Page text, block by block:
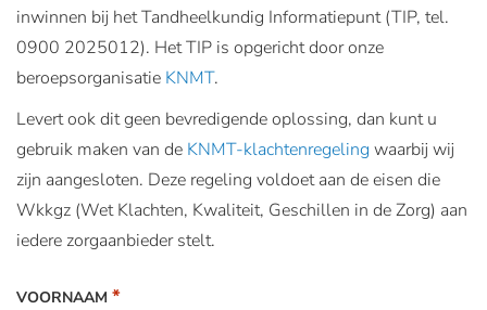
inwinnen bij het Tandheelkundig Informatiepunt (TIP, tel.
0900 2025012). Het TIP is opgericht door onze
beroepsorganisatie KNMT.
Levert ook dit geen bevredigende oplossing, dan kunt u
gebruik maken van de KNMT-klachtenregeling waarbij wij
zijn aangesloten. Deze regeling voldoet aan de eisen die
Wkkgz (Wet Klachten, Kwaliteit, Geschillen in de Zorg) aan
iedere zorgaanbieder stelt.
VOORNAAM *